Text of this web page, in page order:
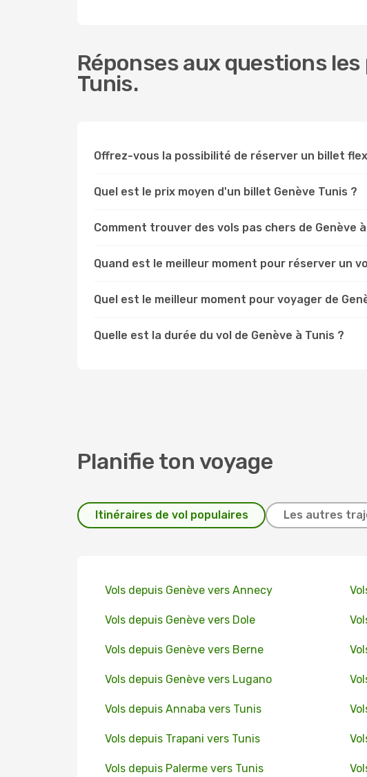
Réponses aux questions
Tunis.
Offrez-vous la possibilité de réserver un billet
Quel est le prix moyen d'un billet Genève Tunis ?
Comment trouver des vols pas chers de Genève
Quand est le meilleur moment pour réserver un
Quel est le meilleur moment pour voyager de
Quelle est la durée du vol de Genève à Tunis ?
Planifie ton voyage
Itinéraires de vol populaires Les autres
Vols depuis Genève vers Annecy
Vols depuis Genève vers Dole
Vols depuis Genève vers Berne
Vols depuis Genève vers Lugano
Vols depuis Annaba vers Tunis
Vols depuis Trapani vers Tunis
Vols depuis Palerme vers Tunis